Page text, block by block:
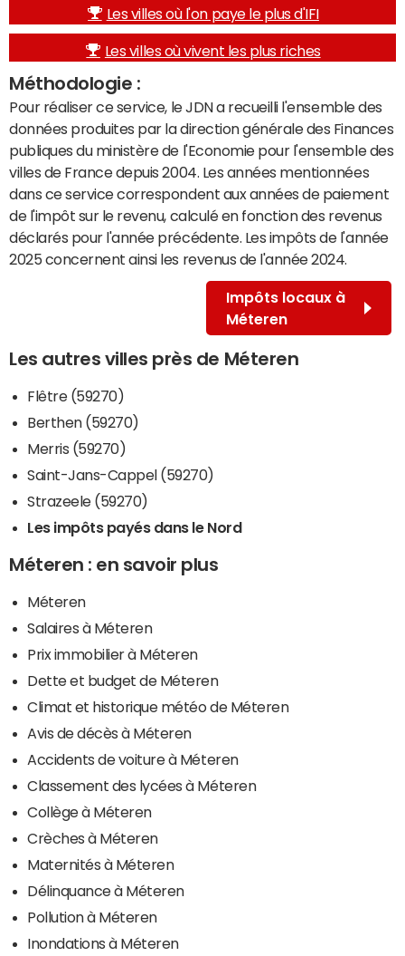
Les villes où l'on paye le plus d'IFI
Les villes où vivent les plus riches
Méthodologie :
Pour réaliser ce service, le JDN a recueilli l'ensemble des
données produites par la direction générale des Finances
publiques du ministère de l'Economie pour l'ensemble des
villes de France depuis 2004. Les années mentionnées
dans ce service correspondent aux années de paiement
de l'impôt sur le revenu, calculé en fonction des revenus
déclarés pour l'année précédente. Les impôts de l'année
2025 concernent ainsi les revenus de l'année 2024.
Impôts locaux à
Méteren
Les autres villes près de Méteren
Flêtre (59270)
Berthen (59270)
Merris (59270)
Saint-Jans-Cappel (59270)
Strazeele (59270)
Les impôts payés dans le Nord
Méteren : en savoir plus
Méteren
Salaires à Méteren
Prix immobilier à Méteren
Dette et budget de Méteren
Climat et historique météo de Méteren
Avis de décès à Méteren
Accidents de voiture à Méteren
Classement des lycées à Méteren
Collège à Méteren
Crèches à Méteren
Maternités à Méteren
Délinquance à Méteren
Pollution à Méteren
Inondations à Méteren